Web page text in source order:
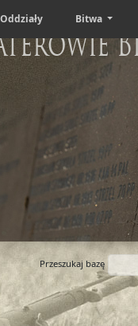
Oddziały Bitwa
Przeszukaj bazę